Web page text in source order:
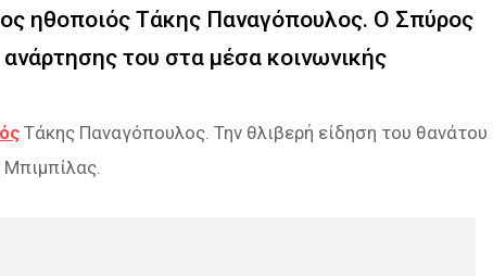
ηθοποιός Τάκης Παναγόπουλος. Ο Σπύρος
του στα μέσα κοινωνικής
Τάκης Παναγόπουλος. Την θλιβερή είδηση του θανάτου